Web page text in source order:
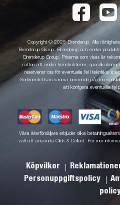
Copyright © 2025 Brenderup. Alla
Brenderup Group. Brenderup och andra
Brenderup Group. Priserna som visas är
rätten att ändra konstruktioner, specifikationer
reserverar oss för eventuella fel i tekniska
Sortimentet kan variera beroende på den
att korrigera eventuella fel
Våra återförsäljare erbjuder olika
valt att använda Click & Collect. För mer
Köpvilkor
Personuppgiftspolicy